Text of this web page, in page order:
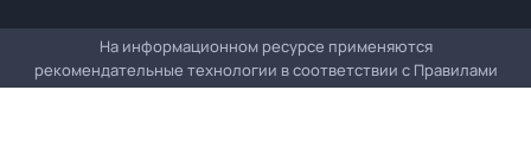
На информационном ресурсе применяются
рекомендательные технологии в соответствии с Правилами